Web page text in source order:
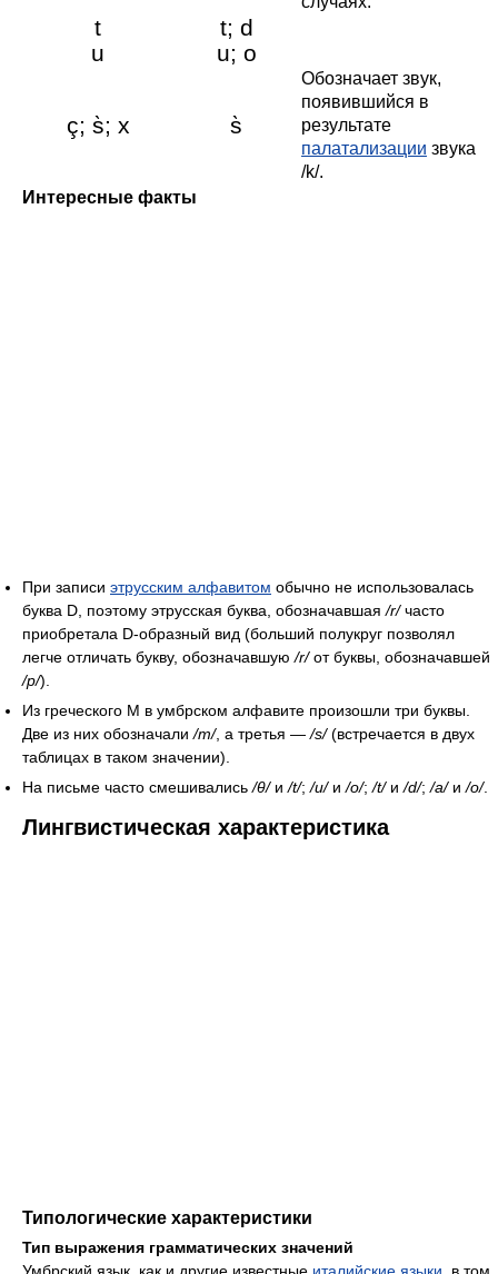
t
t; d
u
u; o
ç; s̀; x s̀
Обозначает звук,
появившийся в
результате
палатализации звука
/k/.
Интересные факты
При записи этрусским алфавитом обычно не использовалась
буква D, поэтому этрусская буква, обозначавшая/r/часто
приобретала D-образный вид (больший полукруг позволял
легче отличать букву, обозначавшую/r/от буквы, обозначавшей
/p/).
Из греческого Μ в умбрском алфавите произошли три буквы.
Две из них обозначали/m/, а третья —/s/(встречается в двух
таблицах в таком значении).
На письме часто смешивались/θ/и/t/;/u/и/o/;/t/и/d/;/a/и/o/.
Лингвистическая характеристика
Типологические характеристики
Тип выражения грамматических значений
Умбрский язык, как и другие известные италийские языки , в том